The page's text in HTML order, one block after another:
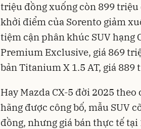
triệu đồng xuống còn 899
khởi điểm của Sorento giảm
tiệm cận phân khúc SUV hạng
Premium Exclusive, giá 869
bản Titanium X 1.5 AT, giá 889
Hay Mazda CX-5 đời 2025
hãng được công bố, mẫu SUV
đồng, nhưng giá bán thực tế